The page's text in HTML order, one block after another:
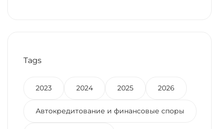
Tags
2023 2024 2025 2026
Автокредитование и финансовые споры